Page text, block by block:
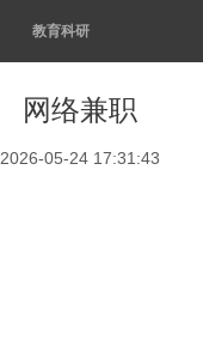
教育科研
网络兼职
2026-05-24 17:31:43